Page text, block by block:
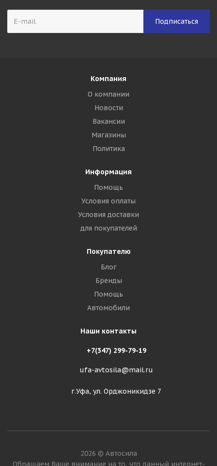
Компания
О компании
Новости
Вакансии
Магазины
Политика
Информация
Помощь
Условия оплаты
Условия доставки
для покупателей
Покупателю
Блог
Бренды
Помощь
Автомобили
Наши контакты
+7(347) 299-79-19
ufa-avtosila@mail.ru
г.Уфа, ул. Орджоникидзе 7
2026 © Автосила
Обращаем Ваше внимание на то, что данный интернет-